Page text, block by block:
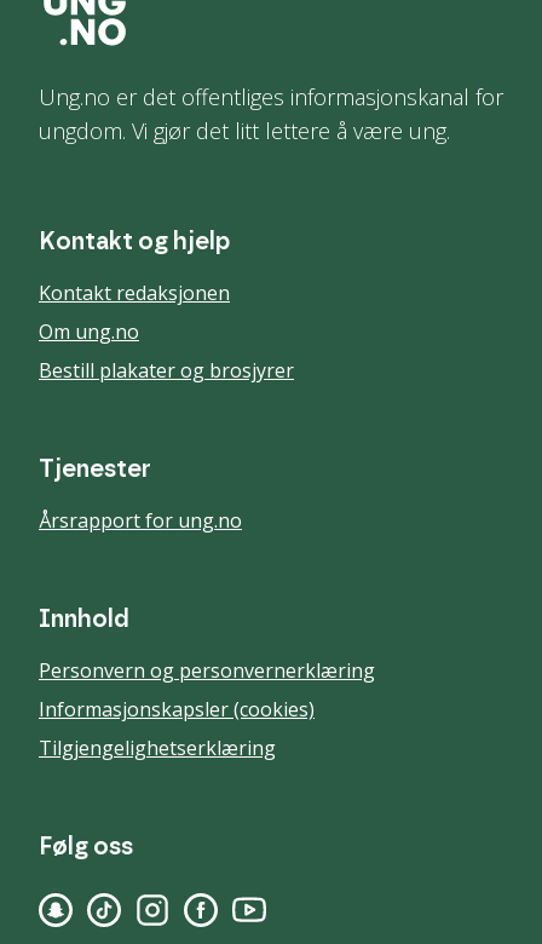
Ung.no er det offentliges informasjonskanal for
ungdom. Vi gjør det litt lettere å være ung.
Kontakt og hjelp
Kontakt redaksjonen
Om ung.no
Bestill plakater og brosjyrer
Tjenester
Årsrapport for ung.no
Innhold
Personvern og personvernerklæring
Informasjonskapsler (cookies)
Tilgjengelighetserklæring
Følg oss